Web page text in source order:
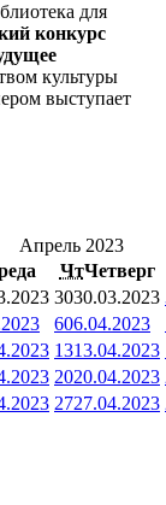
для
конкурс
культуры
выступает
Апрель 2023
ЧтЧетверг
3030.03.2023
606.04.2023
1313.04.2023
2020.04.2023
2727.04.2023